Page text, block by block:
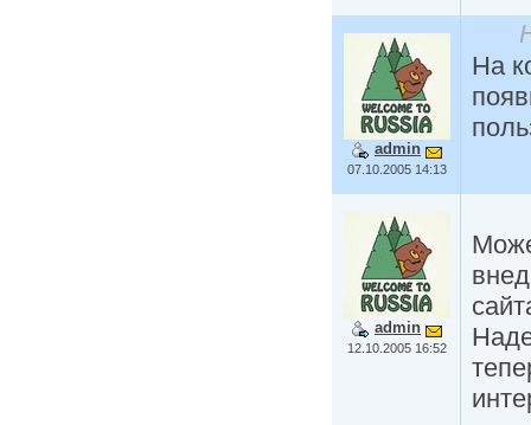
admin
07.10.2005 14:13
На
admin
12.10.2005 16:52